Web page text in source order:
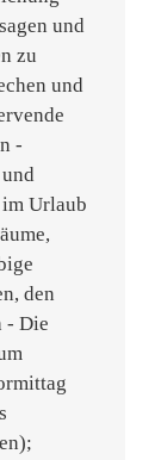
und
zu
und
-
Urlaub
den
- Die